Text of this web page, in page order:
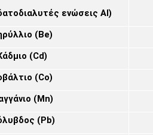
ενώσεις Al)
(Be)
(Cd)
(Co)
(Mn)
(Pb)